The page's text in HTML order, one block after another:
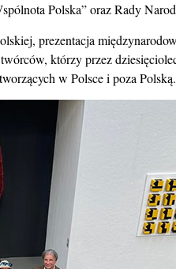
Polska” oraz Rady
prezentacja
którzy przez
w Polsce i poza Polską.